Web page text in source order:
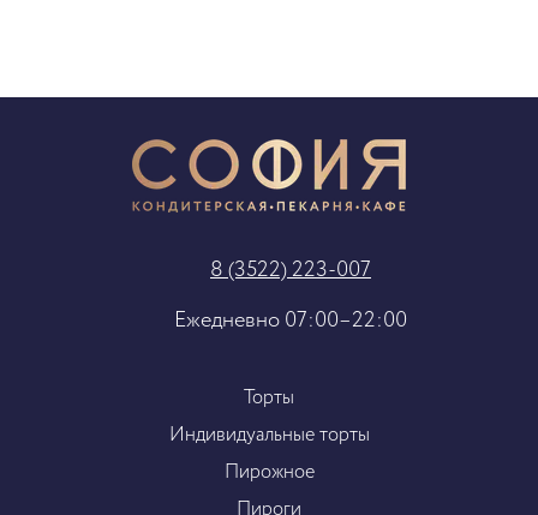
8 (3522) 223-007
Ежедневно 07:00–22:00
Торты
Индивидуальные торты
Пирожное